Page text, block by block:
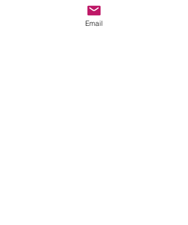
https://www.sage.com/de-de/support-und-
Email